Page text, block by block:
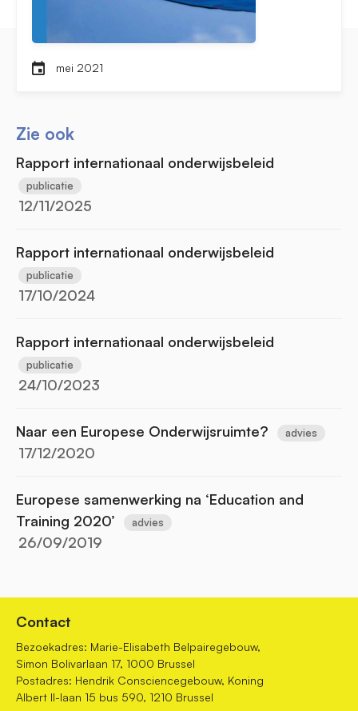
mei 2021
Zie ook
Rapport internationaal onderwijsbeleid
publicatie
12/11/2025
Rapport internationaal onderwijsbeleid
publicatie
17/10/2024
Rapport internationaal onderwijsbeleid
publicatie
24/10/2023
Naar een Europese Onderwijsruimte? advies
17/12/2020
Europese samenwerking na ‘Education and
Training 2020’
advies
26/09/2019
Contact
Bezoekadres: Marie-Elisabeth Belpairegebouw,
Simon Bolivarlaan 17, 1000 Brussel
Postadres: Hendrik Consciencegebouw, Koning
Albert II-laan 15 bus 590, 1210 Brussel